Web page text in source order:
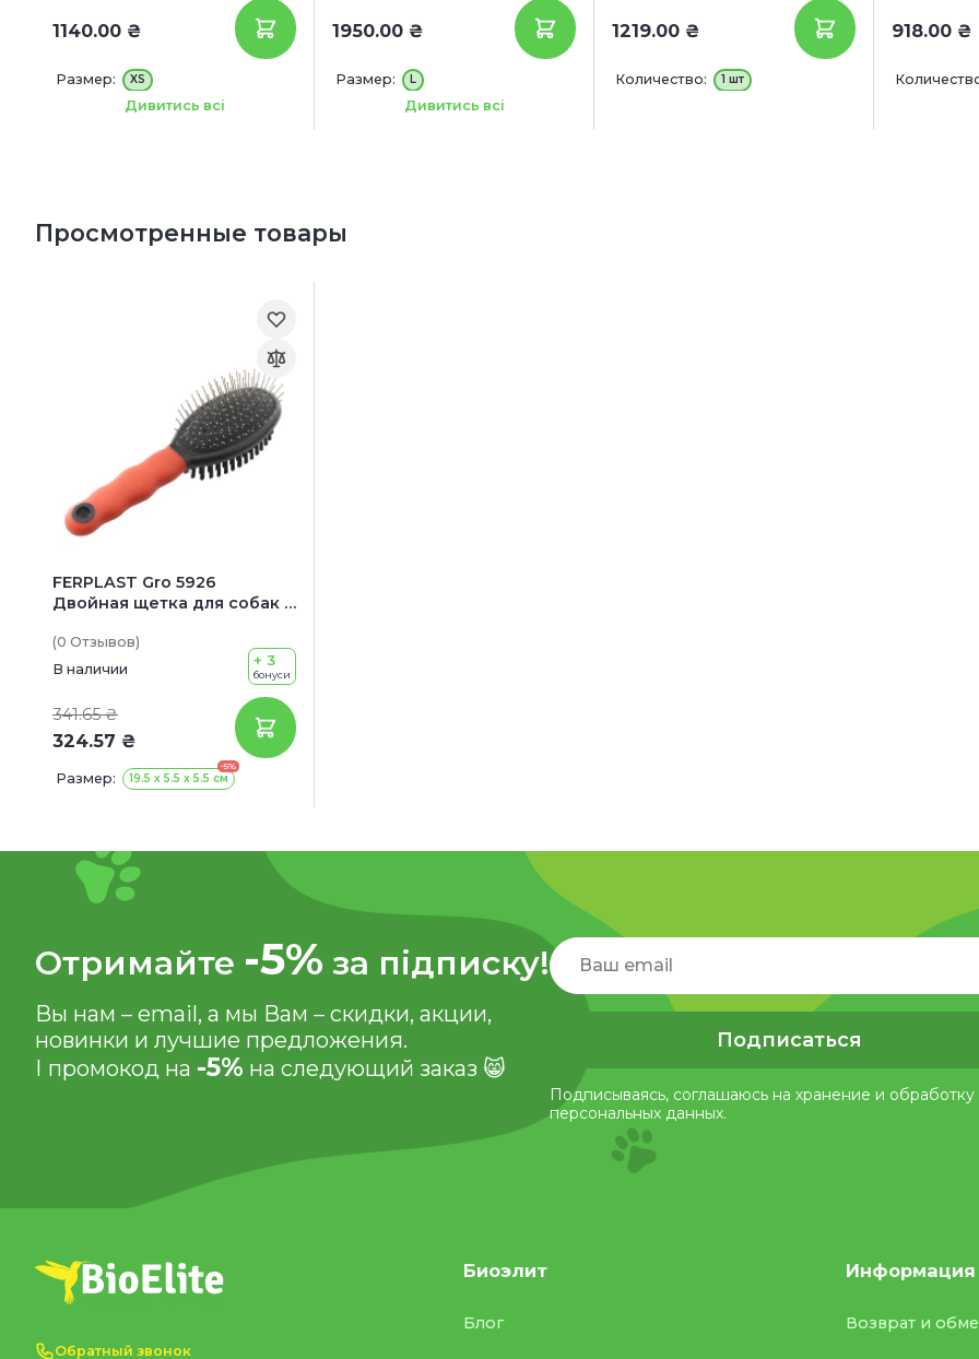
1140.00 ₴
Размер: XS
Вес животного: до 4.5 кг
Дивитись всі
1950.00 ₴
Размер: L
Вес животного: 23-41 кг
Дивитись всі
1219.00 ₴
Количество: 1 шт
918.00 ₴
Просмотренные товары
FERPLAST Gro 5926
Двойная щетка для собак и
(0 Отзывов)
В наличии
341.65 ₴
324.57 ₴
+ 3
бонуси
Размер:
-5%
19.5 х 5.5 х 5.5 см
Отримайте -5% за підписку!
Вы нам – email, а мы Вам – скидки, акции,
новинки и лучшие предложения.
І промокод на -5% на следующий заказ 😸
Подписаться
Подписываясь, соглашаюсь на хранение и обработку
персональных данных.
Обратный звонок
Биоэлит
Блог
Информация
Возврат и